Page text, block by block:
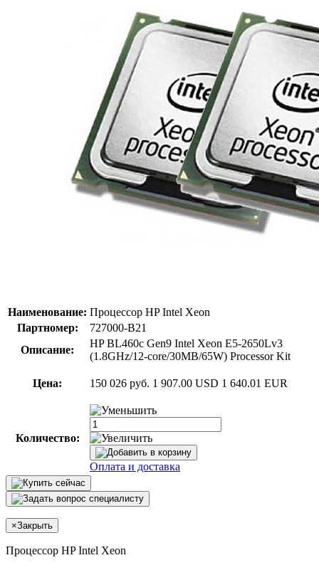
Наименование: Процессор HP Intel Xeon
Партномер:
727000-B21
Описание:
HP BL460c Gen9 Intel Xeon E5-2650Lv3
(1.8GHz/12-core/30MB/65W) Processor Kit
Цена: 150 026 руб. 1 907.00 USD 1 640.01 EUR
Количество:
Оплата и доставка
×Закрыть
Процессор HP Intel Xeon